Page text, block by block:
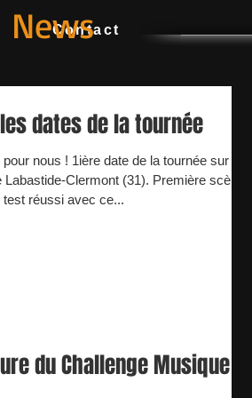
Contact
News
dates de la tournée
nous ! 1ière date de la tournée sur les
Clermont (31). Première scène
test réussi avec ce...
du Challenge Musique